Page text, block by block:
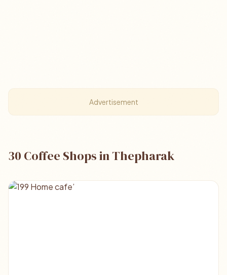
Advertisement
30 Coffee Shops in Thepharak